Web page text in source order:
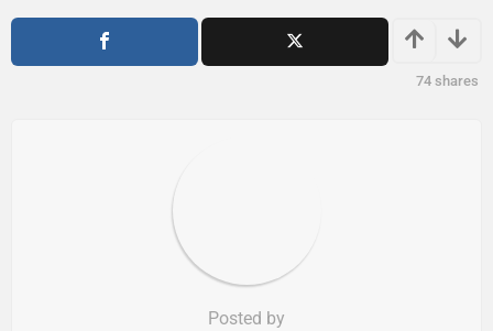
a
i
74 shares
Posted by